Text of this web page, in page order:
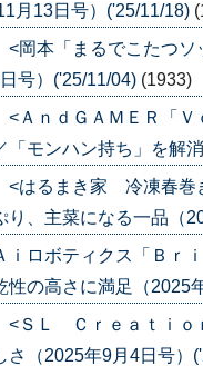
月13日号）('25/11/18)
<岡本「まるでこたつ
号）('25/11/04) (1933)
<ＡｎｄＧＡＭＥＲ「
「モンハン持ち」を解
<はるまき家 冷凍春巻
、主菜になる一品（
ｉロボティクス「Ｂ
性の高さに満足（2025
<ＳＬ Ｃｒｅａｔｉ
さ（2025年9月4日号）